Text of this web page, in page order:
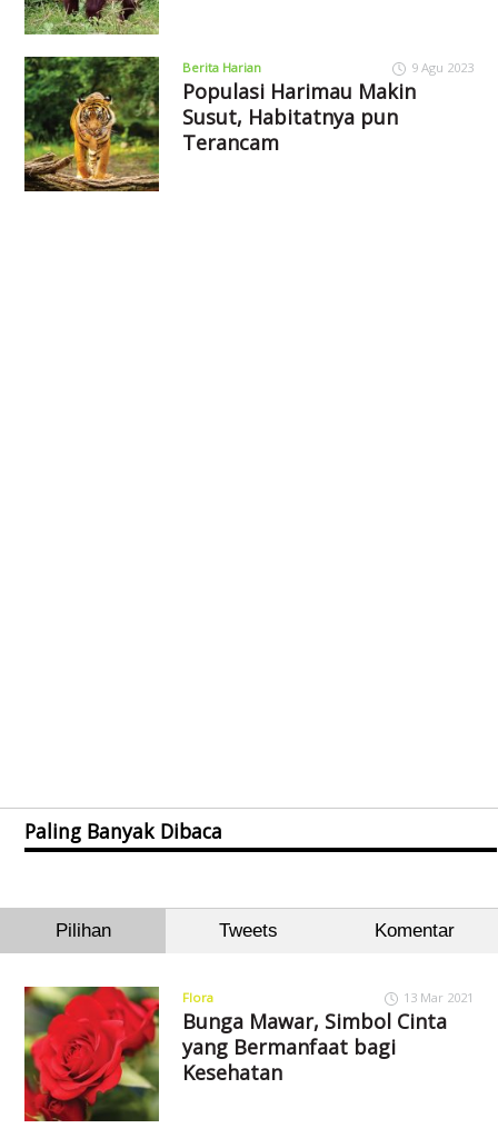
Berita Harian 9 Agu 2023
Populasi Harimau Makin
Susut, Habitatnya pun
Terancam
Paling Banyak Dibaca
Pilihan Tweets Komentar
Flora 13 Mar 2021
Bunga Mawar, Simbol Cinta
yang Bermanfaat bagi
Kesehatan